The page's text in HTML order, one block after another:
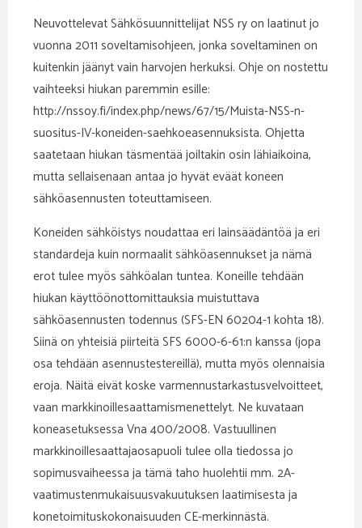
Neuvottelevat Sähkösuunnittelijat NSS ry on laatinut jo
vuonna 2011 soveltamisohjeen, jonka soveltaminen on
kuitenkin jäänyt vain harvojen herkuksi. Ohje on nostettu
vaihteeksi hiukan paremmin esille:
http://nssoy.fi/index.php/news/67/15/Muista-NSS-n-
suositus-IV-koneiden-saehkoeasennuksista. Ohjetta
saatetaan hiukan täsmentää joiltakin osin lähiaikoina,
mutta sellaisenaan antaa jo hyvät eväät koneen
sähköasennusten toteuttamiseen.
Koneiden sähköistys noudattaa eri lainsäädäntöä ja eri
standardeja kuin normaalit sähköasennukset ja nämä
erot tulee myös sähköalan tuntea. Koneille tehdään
hiukan käyttöönottomittauksia muistuttava
sähköasennusten todennus (SFS-EN 60204-1 kohta 18).
Siinä on yhteisiä piirteitä SFS 6000-6-61:n kanssa (jopa
osa tehdään asennustestereillä), mutta myös olennaisia
eroja. Näitä eivät koske varmennustarkastusvelvoitteet,
vaan markkinoillesaattamismenettelyt. Ne kuvataan
koneasetuksessa Vna 400/2008. Vastuullinen
markkinoillesaattajaosapuoli tulee olla tiedossa jo
sopimusvaiheessa ja tämä taho huolehtii mm. 2A-
vaatimustenmukaisuusvakuutuksen laatimisesta ja
konetoimituskokonaisuuden CE-merkinnästä.